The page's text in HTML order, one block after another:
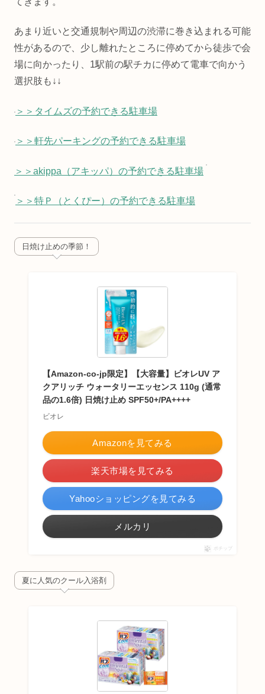
あまり近いと交通規制や周辺の渋滞に巻き込まれる可能
性があるので、少し離れたところに停めてから徒歩で会
場に向かったり、1駅前の駅チカに停めて電車で向かう
選択肢も↓↓
＞＞タイムズの予約できる駐車場
＞＞軒先パーキングの予約できる駐車場
＞＞akippa（アキッパ）の予約できる駐車場
＞＞特Ｐ（とくぴー）の予約できる駐車場
日焼け止めの季節！
【Amazon-co-jp限定】【大容量】ビオレUV ア
クアリッチ ウォータリーエッセンス 110g (通常
品の1.6倍) 日焼け止め SPF50+/PA++++
ビオレ
Amazonを見てみる
楽天市場を見てみる
Yahooショッピングを見てみる
メルカリ
ポチップ
夏に人気のクール入浴剤